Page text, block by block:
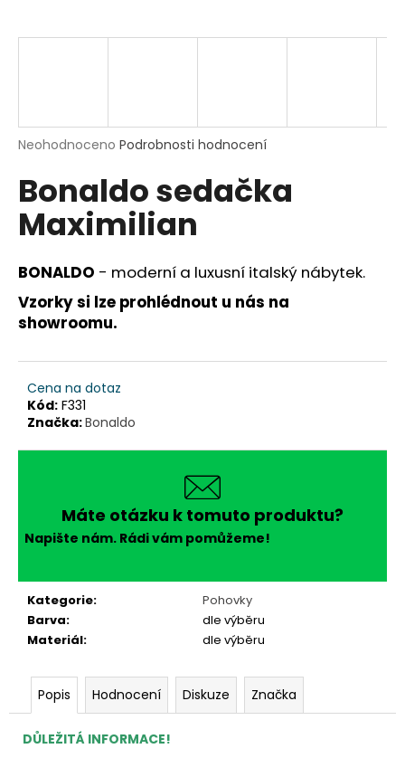
Průměrné
produktu
je
0,0
hvězdiček.
Neohodnoceno Podrobnosti hodnocení
Bonaldo sedačka
Maximilian
BONALDO - moderní a luxusní italský nábytek.
Vzorky si lze prohlédnout u nás na
showroomu.
Cena na dotaz
Kód: F331
Značka:Bonaldo
Máte otázku k tomuto produktu?
Napište nám. Rádi vám pomůžeme!
Kategorie:
Pohovky
Barva:
dle výběru
Materiál: dle výběru
Popis Hodnocení Diskuze Značka
DŮLEŽITÁ INFORMACE!
j
o
p
r
u
č
u
j